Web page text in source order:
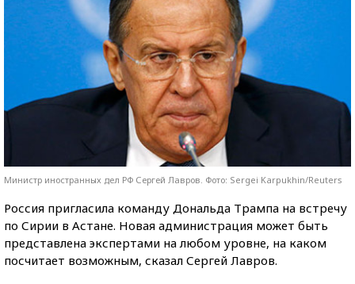
Министр иностранных дел РФ Сергей Лавров. Фото: Sergei Karpukhin/Reuters
Россия пригласила команду Дональда Трампа на встречу
по Сирии в Астане. Новая администрация может быть
представлена экспертами на любом уровне, на каком
посчитает возможным, сказал Сергей Лавров.